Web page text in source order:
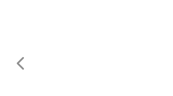
Предыдущий